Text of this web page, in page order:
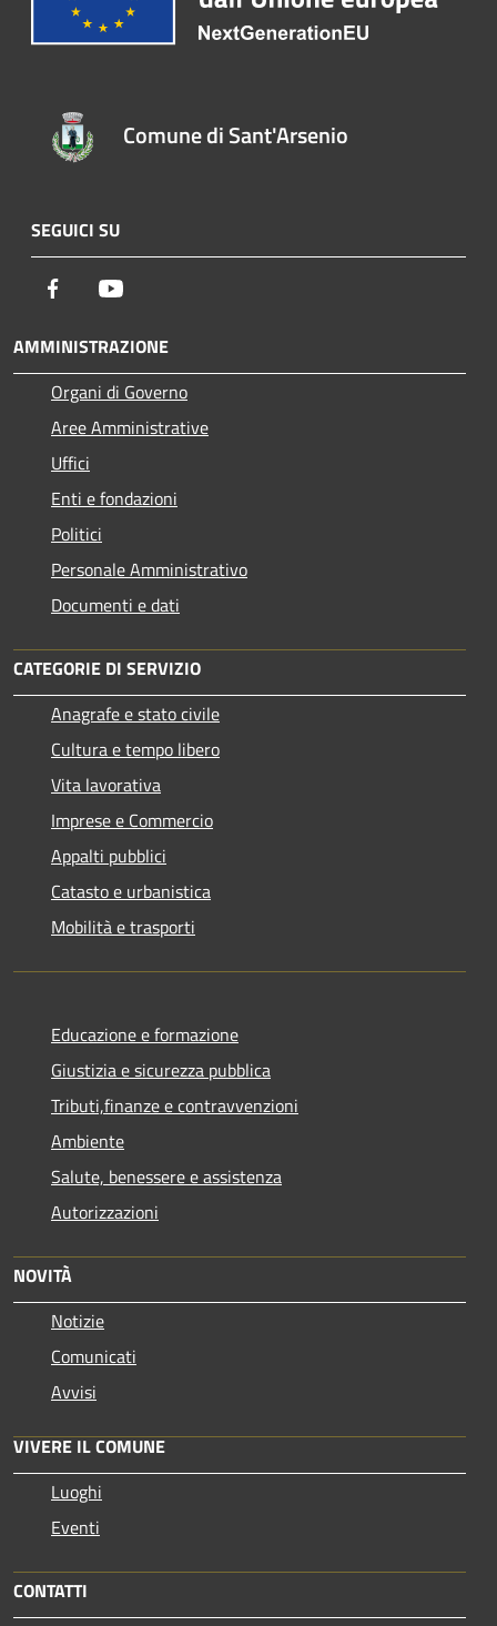
Comune di Sant'Arsenio
SEGUICI SU
Facebook
AMMINISTRAZIONE
Organi di Governo
Aree Amministrative
Uffici
Enti e fondazioni
Politici
Personale Amministrativo
Documenti e dati
CATEGORIE DI SERVIZIO
Anagrafe e stato civile
Cultura e tempo libero
Vita lavorativa
Imprese e Commercio
Appalti pubblici
Catasto e urbanistica
Mobilità e trasporti
Educazione e formazione
Giustizia e sicurezza pubblica
Tributi,finanze e contravvenzioni
Ambiente
Salute, benessere e assistenza
Autorizzazioni
NOVITÀ
Notizie
Comunicati
Avvisi
VIVERE IL COMUNE
Luoghi
Eventi
CONTATTI